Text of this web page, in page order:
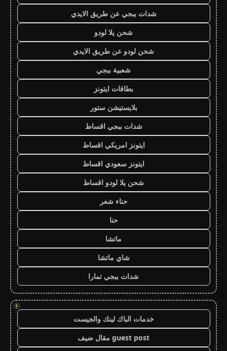
شدات ببجي عن طريق الايدي
شحن يلا لودو
شحن لودو عن طريق الايدي
شعبية ببجي
بطاقات ايتونز
بلايستيشن ستور
شدات ببجي اقساط
ايتونز امريكي اقساط
ايتونز سعودي اقساط
شحن يلا لودو اقساط
حناء شعر
حنا
ماتشا
شاي ماتشا
شدات ببجي تمارا
!
خدمات الباك لينك والجيست
guest post مقال ضيف